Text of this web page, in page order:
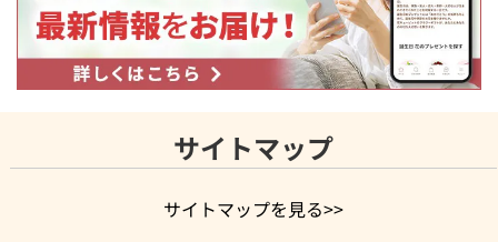
サイトマップ
サイトマップを見る>>